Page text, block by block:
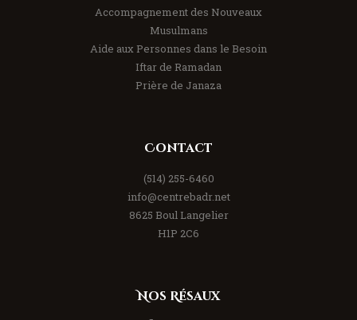
Accompagnement des Nouveaux
Musulmans
Aide aux Personnes dans le Besoin
Iftar de Ramadan
Prière de Janaza
Contact
(514) 255-6460
info@centrebadr.net
8625 Boul Langelier
H1P 2C6
Nos Résaux